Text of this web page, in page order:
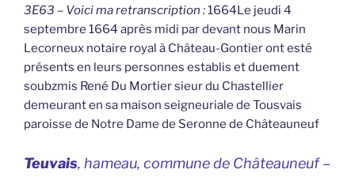
3E63 – Voici ma retranscription :1664Le jeudi 4
septembre 1664 après midi par devant nous Marin
Lecorneux notaire royal à Château-Gontier ont esté
présents en leurs personnes establis et duement
soubzmis René Du Mortier sieur du Chastellier
demeurant en sa maison seigneuriale de Tousvais
paroisse de Notre Dame de Seronne de Châteauneuf
Teuvais, hameau, commune de Châteauneuf –